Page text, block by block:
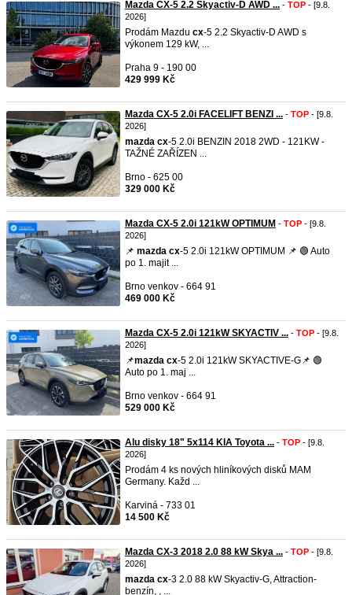
Mazda CX-5 2.2 Skyactiv-D AWD ... - TOP - [9.8.
2026]
Prodám Mazdu cx-5 2.2 Skyactiv-D AWD s
výkonem 129 kW, ...
Praha 9 - 190 00
429 999 Kč
Mazda CX-5 2.0i FACELIFT BENZI ... - TOP - [9.8.
2026]
mazda cx-5 2.0i BENZIN 2018 2WD - 121KW -
TAŽNÉ ZAŘÍZEN ...
Brno - 625 00
329 000 Kč
Mazda CX-5 2.0i 121kW OPTIMUM - TOP - [9.8.
2026]
📌 mazda cx-5 2.0i 121kW OPTIMUM 📌 🟢 Auto
po 1. majit ...
Brno venkov - 664 91
469 000 Kč
Mazda CX-5 2.0i 121kW SKYACTIV ... - TOP - [9.8.
2026]
📌mazda cx-5 2.0i 121kW SKYACTIVE-G📌 🟢
Auto po 1. maj ...
Brno venkov - 664 91
529 000 Kč
Alu disky 18" 5x114 KIA Toyota ... - TOP - [9.8.
2026]
Prodám 4 ks nových hliníkových disků MAM
Germany. Každ ...
Karviná - 733 01
14 500 Kč
Mazda CX-3 2018 2.0 88 kW Skya ... - TOP - [9.8.
2026]
mazda cx-3 2.0 88 kW Skyactiv-G, Attraction-
benzín, , ...